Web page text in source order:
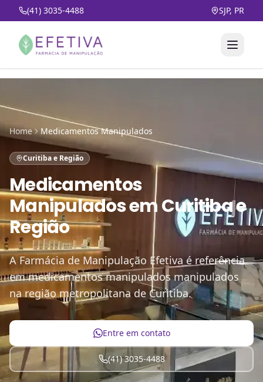
(41) 3035-4488 SJP, PR
Home Medicamentos Manipulados
Curitiba e Região
Medicamentos
ManipuladosemCuritiba e
Região
A Farmácia de Manipulação Efetiva é referência
em medicamentos manipulados manipulados
na região metropolitana de Curitiba.
Entre em contato
(41) 3035-4488